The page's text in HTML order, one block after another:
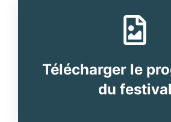
Télécharger le
du festival